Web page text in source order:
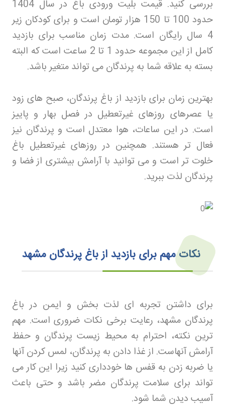
بررسی کنید. قیمت بلیت ورودی باغ در سال 1404
حدود 100 تا 150 هزار تومان است و برای کودکان زیر
4 سال رایگان است. مدت زمان مناسب برای بازدید
کامل از این مجموعه حدود 1 تا 2 ساعت است که البته
بسته به علاقه شما به پرندگان می تواند متغیر باشد.
بهترین زمان برای بازدید از باغ پرندگان، صبح های زود
یا عصرهای روزهای غیرتعطیل در فصل بهار و پاییز
است. در این ساعات، هوا معتدل است و پرندگان نیز
فعال تر هستند. همچنین در روزهای غیرتعطیل باغ
خلوت تر است و می توانید با آرامش بیشتری از فضا و
پرندگان لذت ببرید.
نکات مهم برای بازدید از باغ پرندگان مشهد
برای داشتن تجربه ای لذت بخش و ایمن در باغ
پرندگان مشهد، رعایت برخی نکات ضروری است. مهم
ترین نکته، احترام به محیط زیست پرندگان و حفظ
آرامش آنهاست. از غذا دادن به پرندگان، لمس کردن آنها
یا ضربه زدن به قفس ها خودداری کنید زیرا این کار می
تواند برای سلامت پرندگان مضر باشد و حتی باعث
آسیب دیدن شما شود.